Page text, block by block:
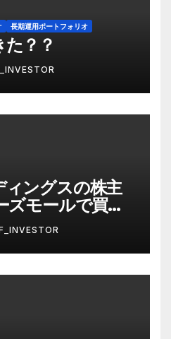
長期運用ポートフォリオ
？？
ィングスの株主
ズモールで買い